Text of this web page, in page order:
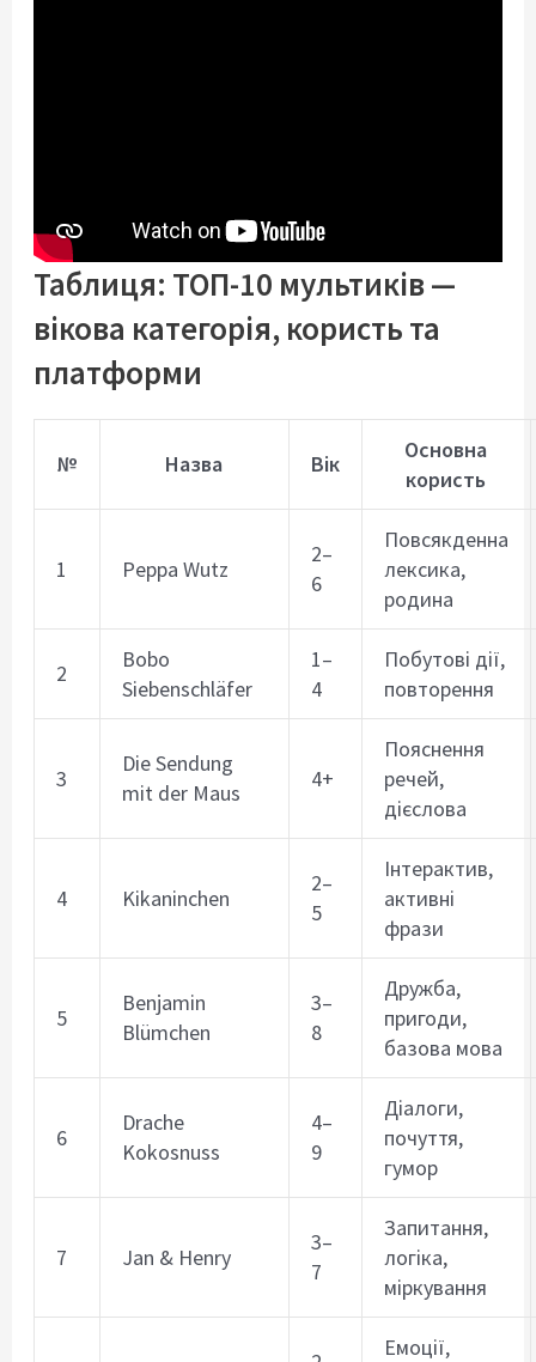
Таблиця: ТОП-10 мультиків —
вікова категорія, користь та
платформи
№ Назва Вік
Основна
користь
1 Peppa Wutz
2–
6
Повсякденна
лексика,
родина
2
Bobo
Siebenschläfer
1–
4
Побутові дії,
повторення
3
Die Sendung
mit der Maus
4+
Пояснення
речей,
дієслова
4 Kikaninchen
2–
5
Інтерактив,
активні
фрази
5
Benjamin
Blümchen
3–
8
Дружба,
пригоди,
базова мова
6
Drache
Kokosnuss
4–
9
Діалоги,
почуття,
гумор
7 Jan & Henry
3–
7
Запитання,
логіка,
міркування
Емоції,